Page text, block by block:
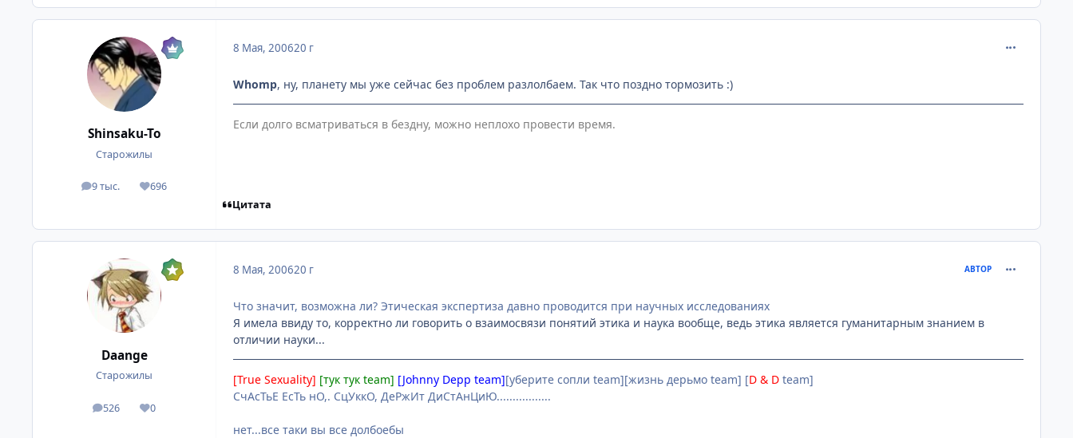
Shinsaku-To
Старожилы
9 тыс.
посты 696
Репутация
8 Мая, 200620 г
Whomp, ну, планету мы уже сейчас без проблем разлолбаем. Так что поздно тормозить :)
Если долго всматриваться в бездну, можно неплохо провести время.
Цитата
Daange
Старожилы
526
посты 0
Репутация
8 Мая, 200620 г АВТОР
Что значит, возможна ли? Этическая экспертиза давно проводится при научных исследованиях
Я имела ввиду то, корректно ли говорить о взаимосвязи понятий этика и наука вообще, ведь этика является гуманитарным знанием в
отличии науки...
[True Sexuality] [тук тук team] [Johnny Depp team][уберите сопли team][жизнь дерьмо team] [D & D team]
СчАсТьЕ ЕсТь нО,. СцУккО, ДеРжИт ДиСтАнЦиЮ.................
нет...все таки вы все долбоебы